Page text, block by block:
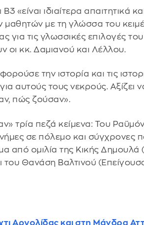
«είναι ιδιαίτερα απαιτητικά
μαθητών με τη γλώσσα του
για τις γλωσσικές επιλογές
οι κκ. Δαμιανού και Λέλλου.
την ιστορία και τις
αυτούς τους νεκρούς. Αξίζει
πώς ζούσαν».
τρία πεζά κείμενα: Του
σε πόλεμο και σύγχρονες
από ομιλία της Κικής Δημουλά
του Θανάση Βαλτινού
Αργολίδας και στη Μάνδρα